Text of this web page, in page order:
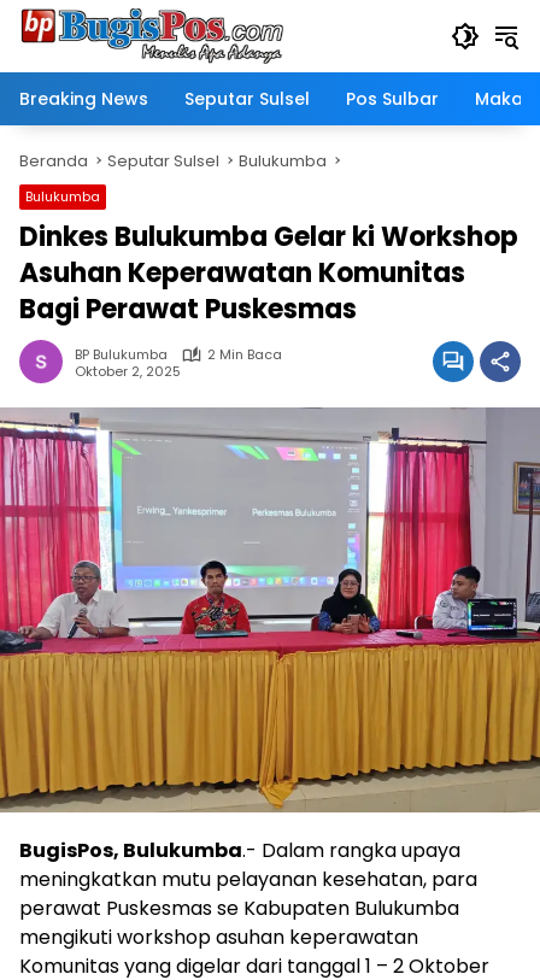
Langsung
Breaking News
Seputar Sulsel Pos Sulbar
Beranda Seputar Sulsel Bulukumba
Bulukumba
Dinkes Bulukumba Gelar ki Workshop
Asuhan Keperawatan Komunitas
Bagi Perawat Puskesmas
BP Bulukumba
2 Min Baca
Oktober 2, 2025
BugisPos, Bulukumba.- Dalam rangka upaya
meningkatkan mutu pelayanan kesehatan, para
perawat Puskesmas se Kabupaten Bulukumba
mengikuti workshop asuhan keperawatan
Komunitas yang digelar dari tanggal 1 – 2 Oktober